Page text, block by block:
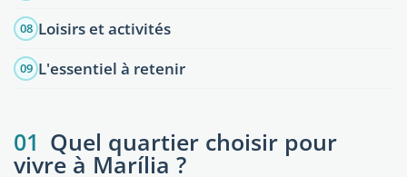
08 Loisirs et activités
09 L'essentiel à retenir
01 Quel quartier choisir pour
vivre à Marília ?